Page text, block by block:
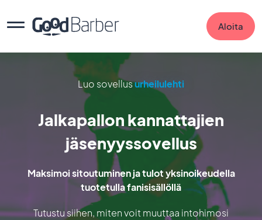
Aloita
Luo sovellusurheilulehti
Jalkapallon kannattajien
jäsenyyssovellus
Maksimoi sitoutuminen ja tulot yksinoikeudella
tuotetulla fanisisällöllä
Tutustu siihen, miten voit muuttaa intohimosi